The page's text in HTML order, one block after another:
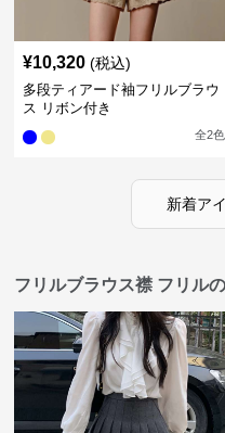
¥10,320 (税込)
多段ティアード袖フリルブラウ
ス リボン付き
全2色
新着ア
フリルブラウス襟 フリル